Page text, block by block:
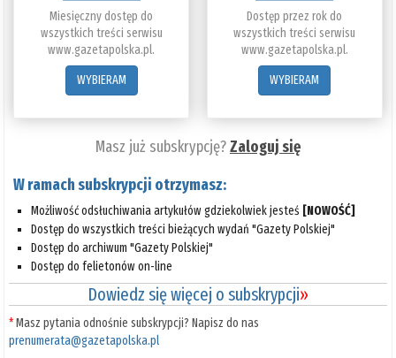
Miesięczny dostęp do
wszystkich treści serwisu
www.gazetapolska.pl.
WYBIERAM
Dostęp przez rok do
wszystkich treści serwisu
www.gazetapolska.pl.
WYBIERAM
Masz już subskrypcję?Zaloguj się
W ramach subskrypcji otrzymasz:
Możliwość odsłuchiwania artykułów gdziekolwiek jesteś [NOWOŚĆ]
Dostęp do wszystkich treści bieżących wydań "Gazety Polskiej"
Dostęp do archiwum "Gazety Polskiej"
Dostęp do felietonów on-line
Dowiedz się więcej o subskrypcji»
*Masz pytania odnośnie subskrypcji? Napisz do nas
prenumerata@gazetapolska.pl